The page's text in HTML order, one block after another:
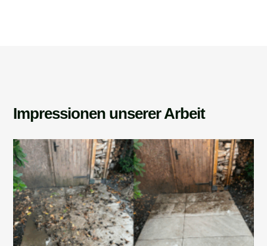
Impressionen unserer Arbeit